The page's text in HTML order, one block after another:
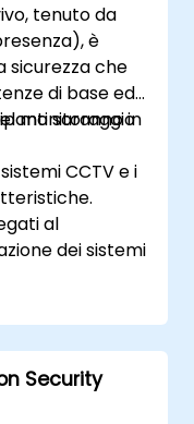
tenuto da
è
sicurezza che
di base ed
monitoraggio
saranno in
CCTV e i
al
dei sistemi
in modo
Security